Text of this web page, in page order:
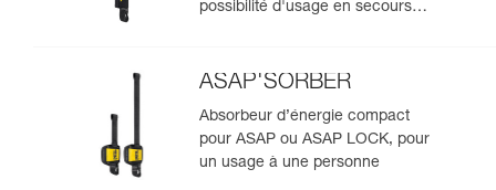
possibilité d'usage en secours
ASAP'SORBER
Absorbeur d’énergie compact
pour ASAP ou ASAP LOCK, pour
un usage à une personne